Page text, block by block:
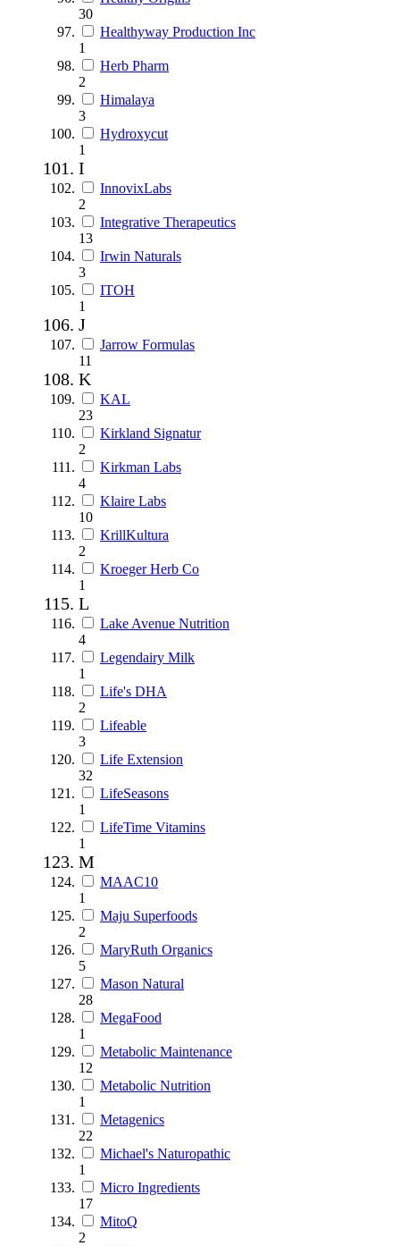
30
Healthyway Production Inc
1
Herb Pharm
2
Himalaya
3
Hydroxycut
1
I
InnovixLabs
2
Integrative Therapeutics
13
Irwin Naturals
3
ITOH
1
J
Jarrow Formulas
11
K
KAL
23
Kirkland Signatur
2
Kirkman Labs
4
Klaire Labs
10
KrillKultura
2
Kroeger Herb Co
1
L
Lake Avenue Nutrition
4
Legendairy Milk
1
Life's DHA
2
Lifeable
3
Life Extension
32
LifeSeasons
1
LifeTime Vitamins
1
M
MAAC10
1
Maju Superfoods
2
MaryRuth Organics
5
Mason Natural
28
MegaFood
1
Metabolic Maintenance
12
Metabolic Nutrition
1
Metagenics
22
Michael's Naturopathic
1
Micro Ingredients
17
MitoQ
2